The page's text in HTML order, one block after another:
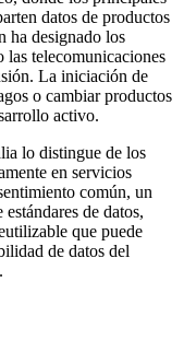
datos de productos
ha designado los
las telecomunicaciones
La iniciación de
o cambiar productos
activo.
lo distingue de los
en servicios
común, un
de datos,
que puede
de datos del